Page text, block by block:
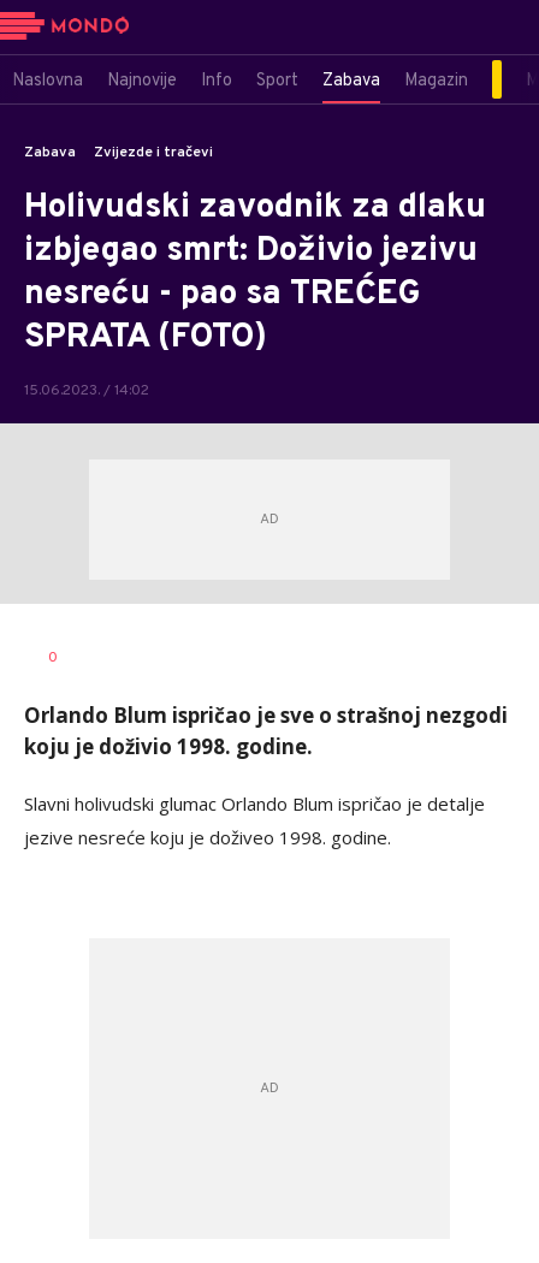
Naslovna Najnovije Info Sport Zabava Magazin
Zabava Zvijezde i tračevi
Holivudski zavodnik za dlaku
izbjegao smrt: Doživio jezivu
nesreću - pao sa TREĆEG
SPRATA (FOTO)
15.06.2023. / 14:02
AUTOR
0
Orlando Blum ispričao je sve o strašnoj nezgodi
koju je doživio 1998. godine.
Slavni holivudski glumac Orlando Blum ispričao je detalje
jezive nesreće koju je doživeo 1998. godine.